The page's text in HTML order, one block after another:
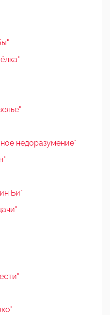
недоразумение"
Би"